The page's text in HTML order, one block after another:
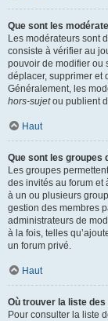
Que sont les
Les modérateurs sont
consiste à vérifier au
pouvoir de modifier ou
déplacer, supprimer et
Généralement, les
hors-sujetou publient
Haut
Que sont les groupes
Les groupes
des invités au forum et
à un ou plusieurs
gestion des membres
administrateurs de
à la fois, telles
un forum privé.
Haut
Où trouver la liste
Pour consulter la liste